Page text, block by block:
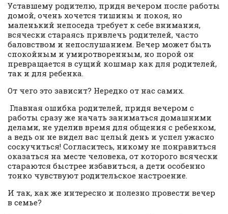
Уставшему родителю, придя вечером после работы
домой, очень хочется тишины и покоя, но
маленький непоседа требует к себе внимания,
всячески стараясь привлечь родителей, часто
баловством и непослушанием. Вечер может быть
спокойным и умиротворенным, но порой он
превращается в сущий кошмар как для родителей,
так и для ребенка.
От чего это зависит? Нередко от нас самих.
Главная ошибка родителей, придя вечером с
работы сразу же начать заниматься домашними
делами, не уделив время для общения с ребенком,
а ведь он не видел вас целый день и успел ужасно
соскучиться! Согласитесь, никому не понравиться
оказаться на месте человека, от которого всячески
стараются быстрее избавиться, а дети особенно
тонко чувствуют родительское настроение.
И так, как же интересно и полезно провести вечер
в семье?